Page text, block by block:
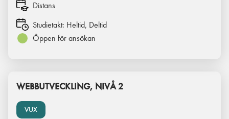
Distans
Studietakt: Heltid, Deltid
Öppen för ansökan
VUX
WEBBUTVECKLING, NIVÅ 2